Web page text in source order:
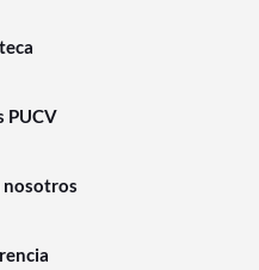
PUCV
nosotros